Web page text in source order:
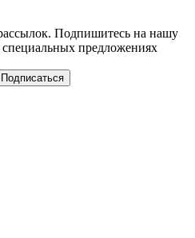
Подпишитесь на нашу
специальных предложениях
Подписаться